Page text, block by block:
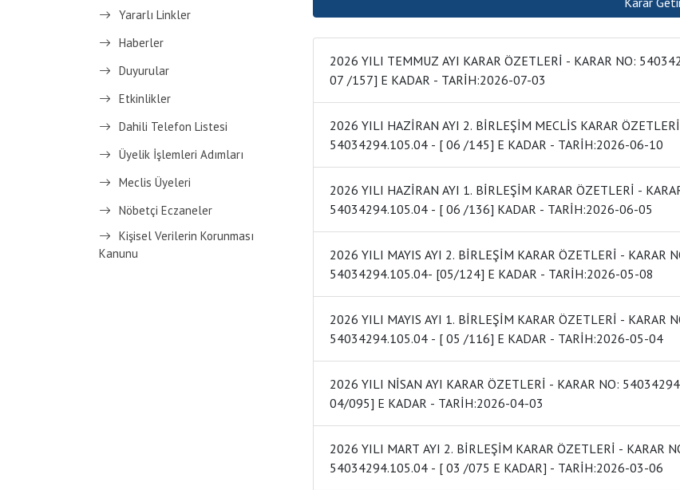
Yararlı Linkler
Haberler
Duyurular
Etkinlikler
Dahili Telefon Listesi
Üyelik İşlemleri Adımları
Meclis Üyeleri
Nöbetçi Eczaneler
Kişisel Verilerin Korunması
Kanunu
2026 YILI TEMMUZ AYI KARAR ÖZETLERİ - KARAR NO: 54034294.105.04 - [ 07 /147] DAN 54034294.105.04 - [
07 /157] E KADAR - TARİH:2026-07-03
2026 YILI HAZİRAN AYI 2. BİRLEŞİM MECLİS KARAR ÖZETLERİ - KARAR NO: 54034294.105.04 - [ 06 /137] DEN
54034294.105.04 - [ 06 /145] E KADAR - TARİH:2026-06-10
2026 YILI HAZİRAN AYI 1. BİRLEŞİM KARAR ÖZETLERİ - KARAR NO: 54034294.105.04 - [ 06 /125] DEN
54034294.105.04 - [ 06 /136] KADAR - TARİH:2026-06-05
2026 YILI MAYIS AYI 2. BİRLEŞİM KARAR ÖZETLERİ - KARAR NO: 54034294.105.04- [05/117] DEN
54034294.105.04- [05/124] E KADAR - TARİH:2026-05-08
2026 YILI MAYIS AYI 1. BİRLEŞİM KARAR ÖZETLERİ - KARAR NO: 54034294.105.04 - [ 05 /096] DAN
54034294.105.04 - [ 05 /116] E KADAR - TARİH:2026-05-04
2026 YILI NİSAN AYI KARAR ÖZETLERİ - KARAR NO: 54034294.105.04 - [ 04/077] DEN 54034294.105.04 - [
04/095] E KADAR - TARİH:2026-04-03
2026 YILI MART AYI 2. BİRLEŞİM KARAR ÖZETLERİ - KARAR NO: 54034294.105.04 - [ 03 /066] DAN
54034294.105.04 - [ 03 /075 E KADAR] - TARİH:2026-03-06